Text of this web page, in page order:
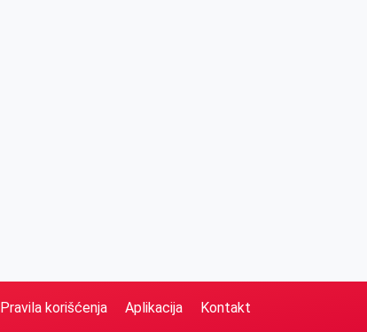
Pravila korišćenja Aplikacija Kontakt